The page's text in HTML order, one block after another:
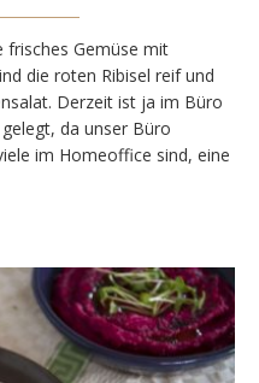
frisches Gemüse mit
die roten Ribisel reif und
Derzeit ist ja im Büro
da unser Büro
im Homeoffice sind, eine
Küche mittags